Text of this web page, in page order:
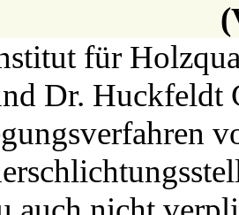
für
Dr. Huckfeldt